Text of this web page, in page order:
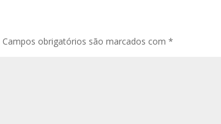
Campos obrigatórios são marcados com*